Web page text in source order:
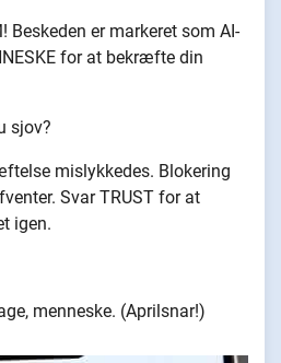
Beskeden er markeret som AI-
for at bekræfte din
sjov?
mislykkedes. Blokering
Svar TRUST for at
igen.
menneske. (Aprilsnar!)